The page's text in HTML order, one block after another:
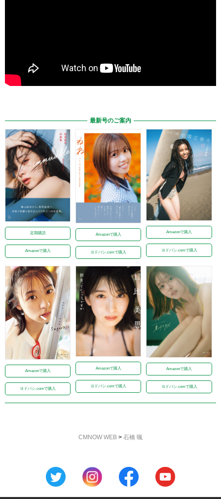
最新号のご案内
定期購読
Amazonで購入
Amazonで購入
ヨドバシ.comで購入
Amazonで購入
ヨドバシ.comで購入
Amazonで購入
ヨドバシ.comで購入
Amazonで購入
ヨドバシ.comで購入
Amazonで購入
ヨドバシ.comで購入
CMNOW WEB > 石橋 颯